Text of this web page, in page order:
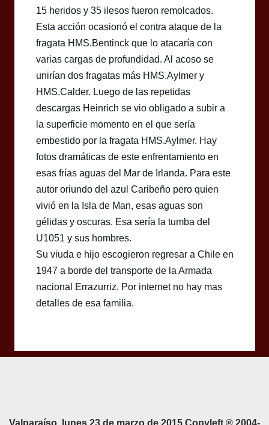
15 heridos y 35 ilesos fueron remolcados.
Esta acción ocasionó el contra ataque de la
fragata HMS.Bentinck que lo atacaría con
varias cargas de profundidad. Al acoso se
unirían dos fragatas más HMS.Aylmer y
HMS.Calder. Luego de las repetidas
descargas Heinrich se vio obligado a subir a
la superficie momento en el que sería
embestido por la fragata HMS.Aylmer. Hay
fotos dramáticas de este enfrentamiento en
esas frías aguas del Mar de Irlanda. Para este
autor oriundo del azul Caribeño pero quien
vivió en la Isla de Man, esas aguas son
gélidas y oscuras. Esa sería la tumba del
U1051 y sus hombres.
Su viuda e hijo escogieron regresar a Chile en
1947 a borde del transporte de la Armada
nacional Errazurriz. Por internet no hay mas
detalles de esa familia.